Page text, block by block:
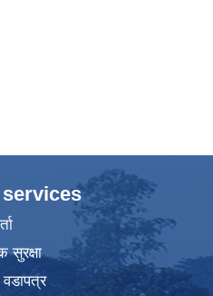
सुरक्षा